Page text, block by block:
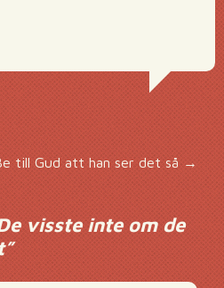
till Gud att han ser det så→
visste inte om de
”